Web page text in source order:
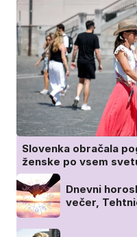
Slovenka obračala
ženske po vsem
Dnevni
večer,